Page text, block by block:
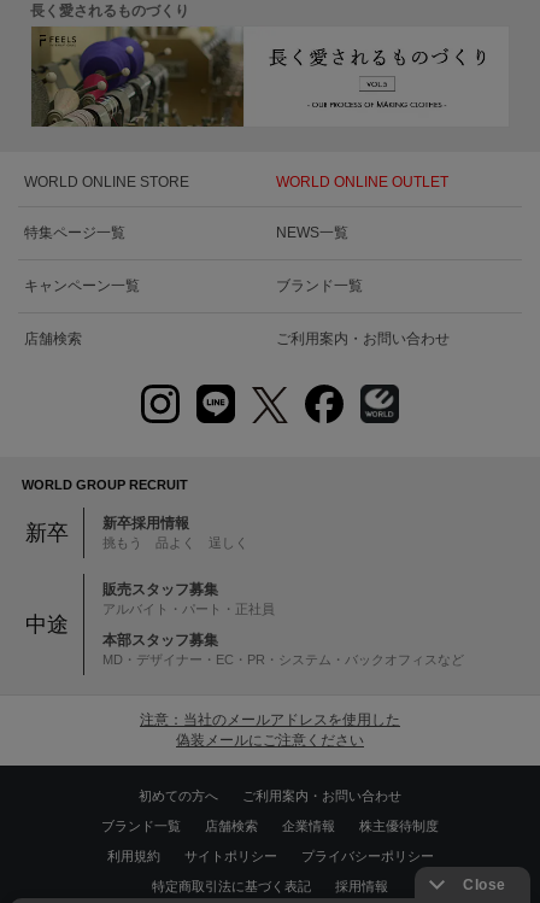
長く愛されるものづくり
WORLD ONLINE STORE WORLD ONLINE OUTLET
特集ページ一覧 NEWS一覧
キャンペーン一覧 ブランド一覧
店舗検索 ご利用案内・お問い合わせ
WORLD GROUP RECRUIT
新卒 新卒採用情報
挑もう 品よく 逞しく
中途
販売スタッフ募集
アルバイト・パート・正社員
本部スタッフ募集
MD・デザイナー・EC・PR・システム・バックオフィスなど
注意：当社のメールアドレスを使用した
偽装メールにご注意ください
初めての方へ ご利用案内・お問い合わせ
ブランド一覧 店舗検索 企業情報 株主優待制度
利用規約 サイトポリシー プライバシーポリシー
特定商取引法に基づく表記 採用情報